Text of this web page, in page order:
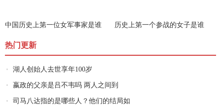
中国历史上第一位女军事家是谁 历史上第一个参战的女子是谁
热门更新
湖人创始人去世享年100岁
嬴政的父亲是吕不韦吗 两人之间到
司马八达指的是哪些人？他们的结局如